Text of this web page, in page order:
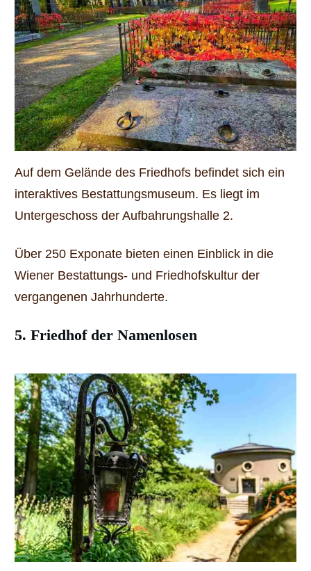
Auf dem Gelände des Friedhofs befindet sich ein
interaktives Bestattungsmuseum. Es liegt im
Untergeschoss der Aufbahrungshalle 2.
Über 250 Exponate bieten einen Einblick in die
Wiener Bestattungs- und Friedhofskultur der
vergangenen Jahrhunderte.
5. Friedhof der Namenlosen